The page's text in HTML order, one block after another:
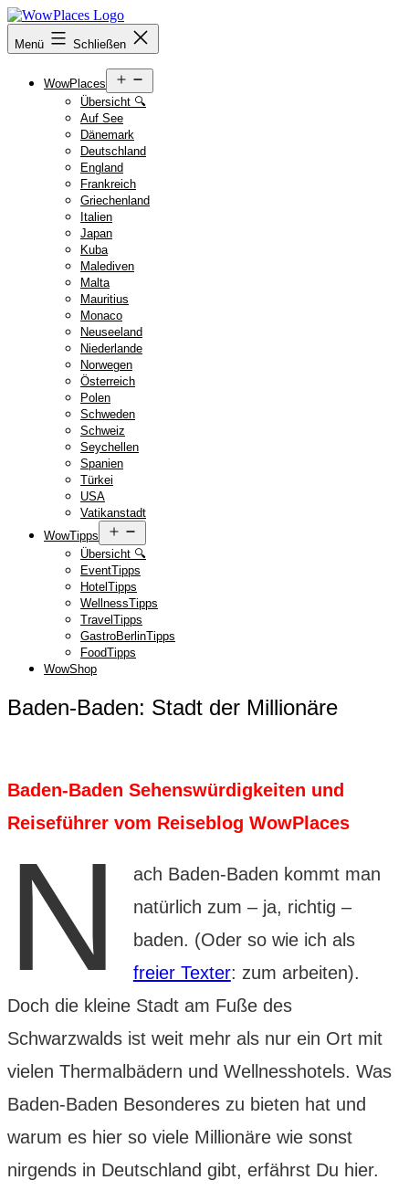
Zum
Inhalt
springen
Reiseblog
WowPlaces.de
Menü Schließen
WowPlaces
öffnen
Übersicht 🔍
Auf See
Dänemark
Deutschland
England
Frankreich
Griechenland
Italien
Japan
Kuba
Malediven
Malta
Mauritius
Monaco
Neuseeland
Niederlande
Norwegen
Österreich
Polen
Schweden
Schweiz
Seychellen
Spanien
Türkei
USA
Vatikanstadt
WowTipps
öffnen
Übersicht 🔍
EventTipps
HotelTipps
WellnessTipps
TravelTipps
GastroBerlinTipps
FoodTipps
WowShop
Baden-Baden: Stadt der Millionäre
Baden-Baden Sehenswürdigkeiten und
Reiseführer vom Reiseblog WowPlaces
N
ach Baden-Baden kommt man
natürlich zum – ja, richtig –
baden. (Oder so wie ich als
freier Texter: zum arbeiten).
Doch die kleine Stadt am Fuße des
Schwarzwalds ist weit mehr als nur ein Ort mit
vielen Thermalbädern und Wellnesshotels. Was
Baden-Baden Besonderes zu bieten hat und
warum es hier so viele Millionäre wie sonst
nirgends in Deutschland gibt, erfährst Du hier.